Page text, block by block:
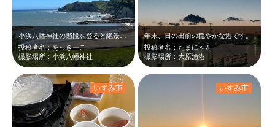
小浜八幡神社の階段を登ると絶景が見下ろせます。ベンチもあるのでゆっくりできます。
投稿者名：あっきーこ
撮影場所：小浜八幡神社
年末、日の出前の穏やかな港です。
投稿者名：たまにゃん
撮影場所：大原漁港
いすみ市 いすみ市